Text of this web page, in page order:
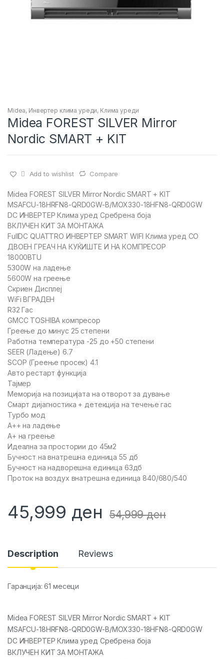
Midea, Инвертер клима уреди, Клима уреди
Midea FOREST SILVER Mirror
Nordic SMART + KIT
Add to wishlist Compare
Midea FOREST SILVER Mirror Nordic SMART + KIT
MSAFCU-18HRFN8-QRD0GW-B/MOX330-18HFN8-QRD0GW
DC ИНВЕРТЕР Клима уред Сребрена боја
ВКЛУЧЕН КИТ ЗА МОНТАЖА
FullDC QUATTRO ИНВЕРТЕР SMART WIFI Клима уред СО
ДВОЕН ГРЕАЧ НА КУЌИШТЕ И НА КОМПРЕСОР
18000BTU
5300W на ладење
5600W на греење
Скриен Дисплеј
WiFi ВГРАДЕН
R32 Гас
GMCC TOSHIBA компресор
Греење до минус 25 степени
Работна температура -25 до +50 степени
SEER (Ладење) 6.7
SCOP (Греење просек) 4.1
Авто рестарт функција
Тајмер
Меморија на позицијата на отворот за дување
Смарт дијагностика + детекција на течење гас
Турбо мод
A++ на ладење
А+ на греење
Идеална за простории до 45м2
Бучност на внатрешна единица 55 дб
Бучност на надворешна единица 63дб
Проток на воздух внатрешна единица 840/680/540
45,999 ден 54,999ден
Description Reviews
Гаранција: 61 месеци
Midea FOREST SILVER Mirror Nordic SMART + KIT
MSAFCU-18HRFN8-QRD0GW-B/MOX330-18HFN8-QRD0GW
DC ИНВЕРТЕР Клима уред Сребрена боја
ВКЛУЧЕН КИТ ЗА МОНТАЖА